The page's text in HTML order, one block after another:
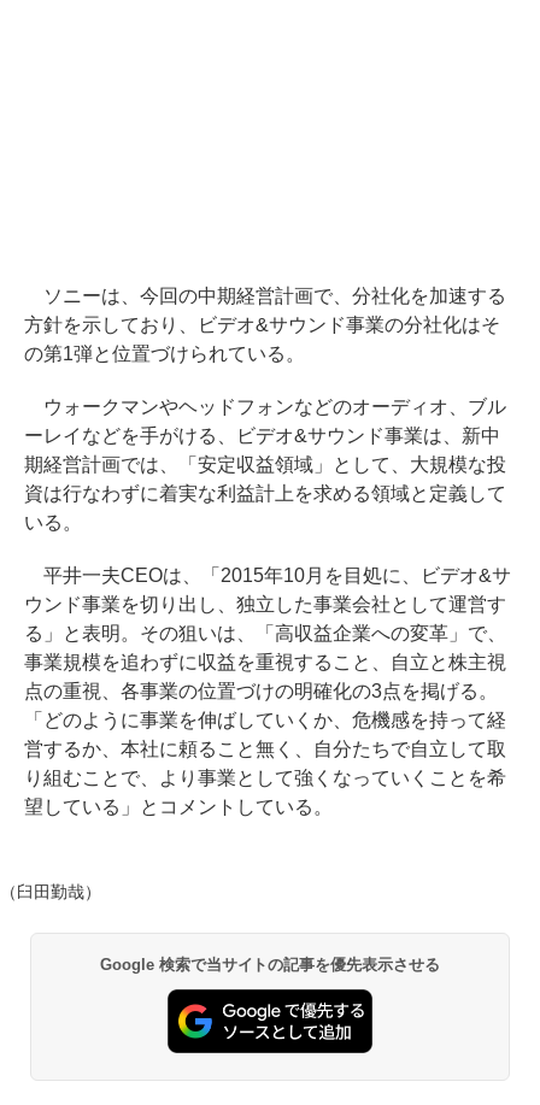
ソニーは、今回の中期経営計画で、分社化を加速する
方針を示しており、ビデオ&サウンド事業の分社化はそ
の第1弾と位置づけられている。
ウォークマンやヘッドフォンなどのオーディオ、ブル
ーレイなどを手がける、ビデオ&サウンド事業は、新中
期経営計画では、「安定収益領域」として、大規模な投
資は行なわずに着実な利益計上を求める領域と定義して
いる。
平井一夫CEOは、「2015年10月を目処に、ビデオ&サ
ウンド事業を切り出し、独立した事業会社として運営す
る」と表明。その狙いは、「高収益企業への変革」で、
事業規模を追わずに収益を重視すること、自立と株主視
点の重視、各事業の位置づけの明確化の3点を掲げる。
「どのように事業を伸ばしていくか、危機感を持って経
営するか、本社に頼ること無く、自分たちで自立して取
り組むことで、より事業として強くなっていくことを希
望している」とコメントしている。
（臼田勤哉）
Google 検索で当サイトの記事を優先表示させる